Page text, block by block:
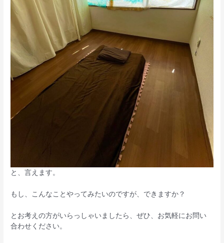
と、言えます。
もし、こんなことやってみたいのですが、できますか？
とお考えの方がいらっしゃいましたら、ぜひ、お気軽にお問い
合わせください。